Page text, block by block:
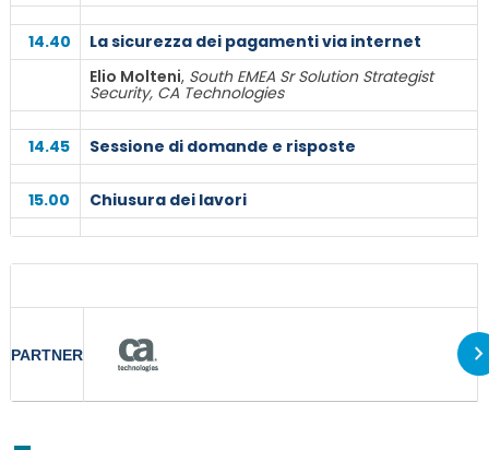
14.40
La sicurezza dei pagamenti via internet
Elio Molteni, South EMEA Sr Solution Strategist
Security, CA Technologies
14.45 Sessione di domande e risposte
15.00 Chiusura dei lavori
PARTNER